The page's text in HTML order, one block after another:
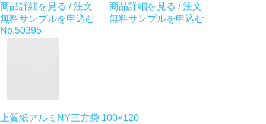
商品詳細を見る / 注文
無料サンプルを申込む
商品詳細を見る / 注文
無料サンプルを申込む
No.50395
上質紙アルミNY三方袋 100×120